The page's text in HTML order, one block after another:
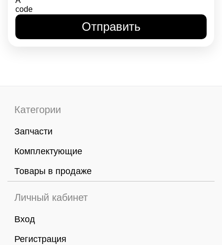
Категории
Запчасти
Комплектующие
Товары в продаже
Личный кабинет
Вход
Регистрация